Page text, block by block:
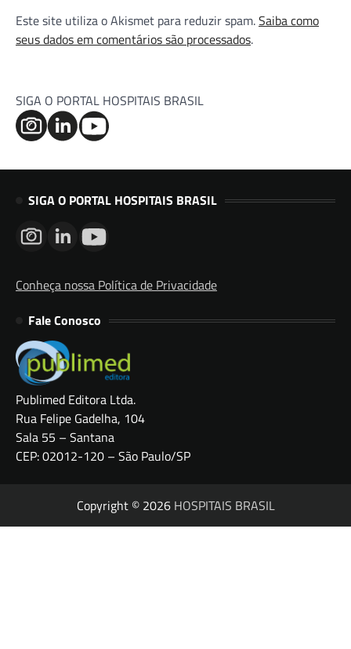
Este site utiliza o Akismet para reduzir spam.Saiba como
seus dados em comentários são processados.
SIGA O PORTAL HOSPITAIS BRASIL
SIGA O PORTAL HOSPITAIS BRASIL
Conheça nossa Política de Privacidade
Fale Conosco
Publimed Editora Ltda.
Rua Felipe Gadelha, 104
Sala 55 – Santana
CEP: 02012-120 – São Paulo/SP
Copyright © 2026 HOSPITAIS BRASIL